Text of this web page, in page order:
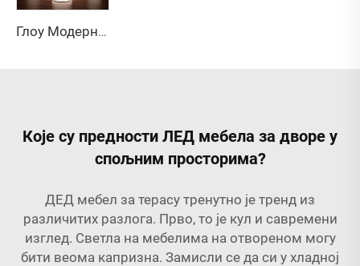
Глоу Модерн Еко-Фриендлиел Воде Резистентни ванземни ЛЕД Бар Стол и Столове Мебел за партију и догађај
Које су предности ЛЕД мебела за дворе у
спољним просторима?
ДЕД мебел за терасу тренутно је тренд из
различитих разлога. Прво, то је кул и савремени
изглед. Светла на мебелима на отвореном могу
бити веома капризна. Замисли се да си у хладној